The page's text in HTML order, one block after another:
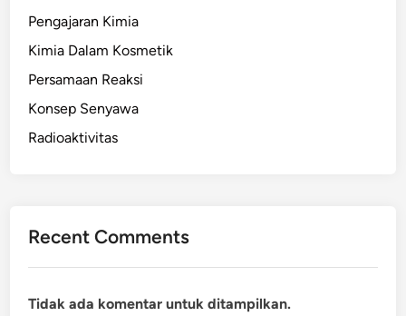
Pengajaran Kimia
Kimia Dalam Kosmetik
Persamaan Reaksi
Konsep Senyawa
Radioaktivitas
Recent Comments
Tidak ada komentar untuk ditampilkan.